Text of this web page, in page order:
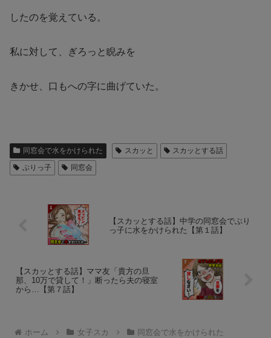
したのを覚えている。
私に対して、ぎろっと睨みを
きかせ、口もへの字に曲げていた 。
同窓会で水をかけられた スカッと
スカッとする話
ぶりっ子
同窓会
【スカッとする話】中学の同窓会でぶり
っ子に水をかけられた【第１話】
【スカッとする話】ママ友「貴方の旦
那、10万で貸して！」断ったら夫の寝室
から…【第７話】
ホーム 女子スカ 同窓会で水をかけられた